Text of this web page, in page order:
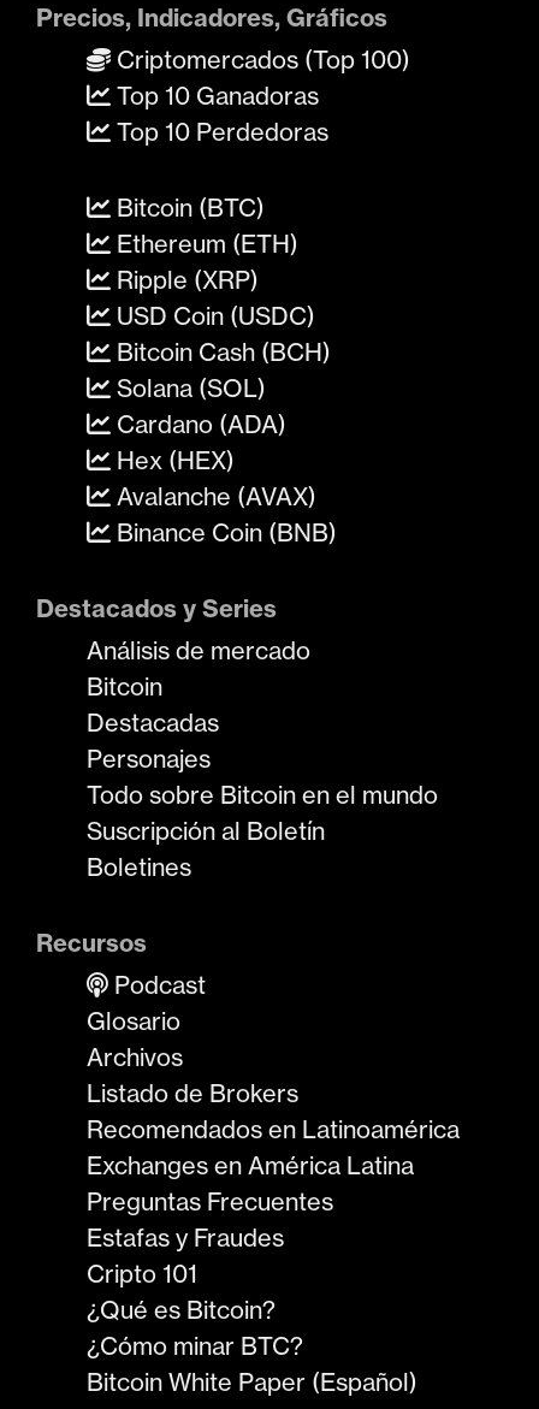
Precios, Indicadores, Gráficos
Criptomercados (Top 100)
Top 10 Ganadoras
Top 10 Perdedoras
Bitcoin (BTC)
Ethereum (ETH)
Ripple (XRP)
USD Coin (USDC)
Bitcoin Cash (BCH)
Solana (SOL)
Cardano (ADA)
Hex (HEX)
Avalanche (AVAX)
Binance Coin (BNB)
Destacados y Series
Análisis de mercado
Bitcoin
Destacadas
Personajes
Todo sobre Bitcoin en el mundo
Suscripción al Boletín
Boletines
Recursos
Podcast
Glosario
Archivos
Listado de Brokers
Recomendados en Latinoamérica
Exchanges en América Latina
Preguntas Frecuentes
Estafas y Fraudes
Cripto 101
¿Qué es Bitcoin?
¿Cómo minar BTC?
Bitcoin White Paper (Español)